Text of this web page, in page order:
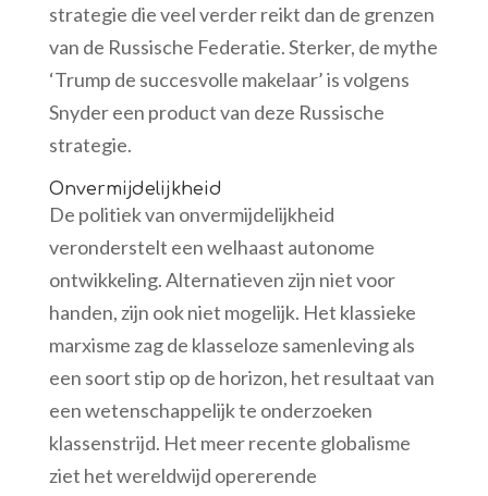
strategie die veel verder reikt dan de grenzen
van de Russische Federatie. Sterker, de mythe
‘Trump de succesvolle makelaar’ is volgens
Snyder een product van deze Russische
strategie.
Onvermijdelijkheid
De politiek van onvermijdelijkheid
veronderstelt een welhaast autonome
ontwikkeling. Alternatieven zijn niet voor
handen, zijn ook niet mogelijk. Het klassieke
marxisme zag de klasseloze samenleving als
een soort stip op de horizon, het resultaat van
een wetenschappelijk te onderzoeken
klassenstrijd. Het meer recente globalisme
ziet het wereldwijd opererende